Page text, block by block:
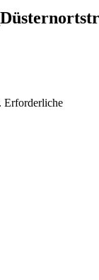
Erforderliche